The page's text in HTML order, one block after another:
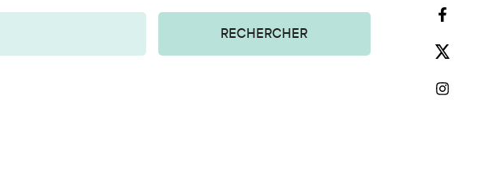
RECHERCHER